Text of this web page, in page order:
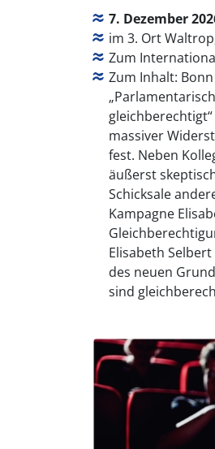
7. Dezember
im 3. Ort
Zum
Zum Inhalt:
massiver
fest. Neben
äußerst
Schicksale
Kampagne
Elisabeth
des neuen
sind